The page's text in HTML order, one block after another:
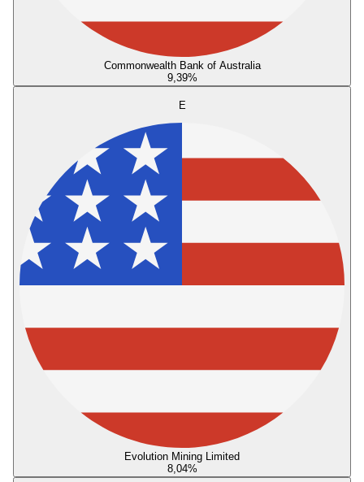
Commonwealth Bank of Australia
9,39%
E
Evolution Mining Limited
8,04%